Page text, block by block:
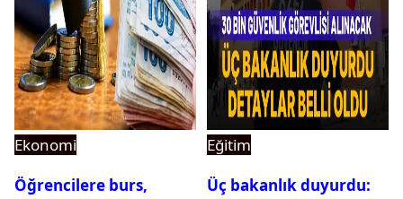
Ekonomi
Öğrencilere burs,
Eğitim
Üç bakanlık duyurdu: